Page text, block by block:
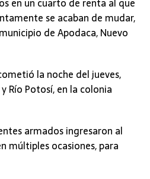
se acaban de mudar,
de Apodaca, Nuevo
la noche del jueves,
Río Potosí, en la colonia
armados ingresaron al
múltiples ocasiones, para